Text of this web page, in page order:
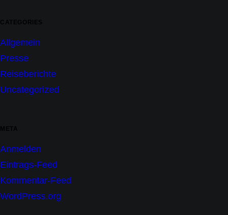
CATEGORIES
Allgemein
Presse
Reiseberichte
Uncategorized
META
Anmelden
Eintrags-Feed
Kommentar-Feed
WordPress.org